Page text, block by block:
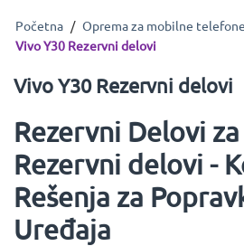
Početna / Oprema za mobilne telefone
Vivo Y30 Rezervni delovi
Vivo Y30 Rezervni delovi
Rezervni Delovi
Rezervni delovi -
Rešenja za
Uređaja